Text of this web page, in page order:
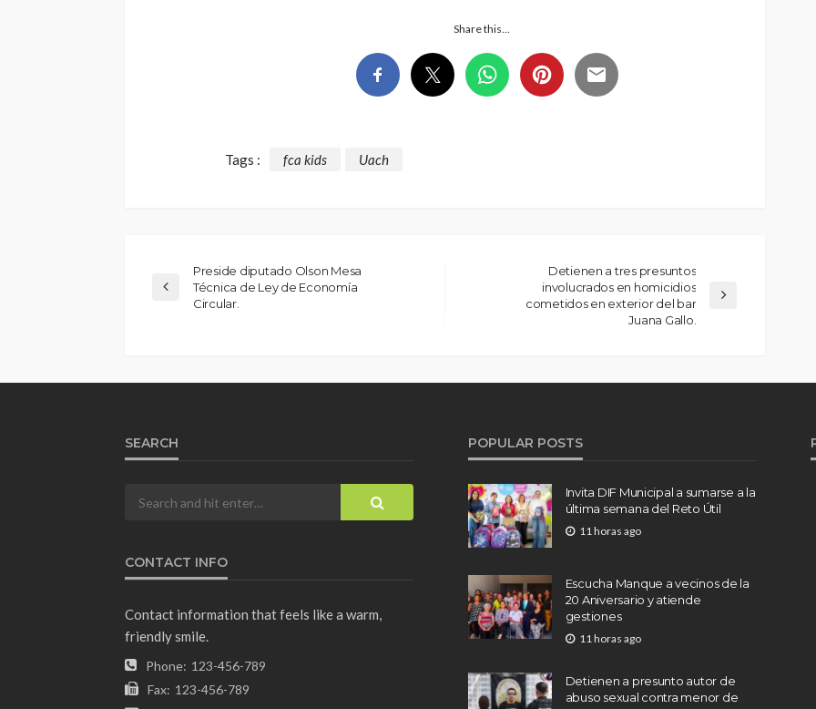
Share this…
Tags : fca kids Uach
Preside diputado Olson Mesa
Técnica de Ley de Economía
Circular.
Detienen a tres presuntos
involucrados en homicidios
cometidos en exterior del bar
Juana Gallo.
SEARCH
CONTACT INFO
Contact information that feels like a warm,
friendly smile.
Phone: 123-456-789
Fax: 123-456-789
POPULAR POSTS
Invita DIF Municipal a sumarse a la
última semana del Reto Útil
11 horas ago
Escucha Manque a vecinos de la
20 Aniversario y atiende
gestiones
11 horas ago
Detienen a presunto autor de
abuso sexual contra menor de